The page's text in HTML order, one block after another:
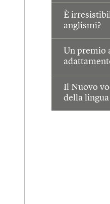
È
anglismi?
Un premio
Il Nuovo
della